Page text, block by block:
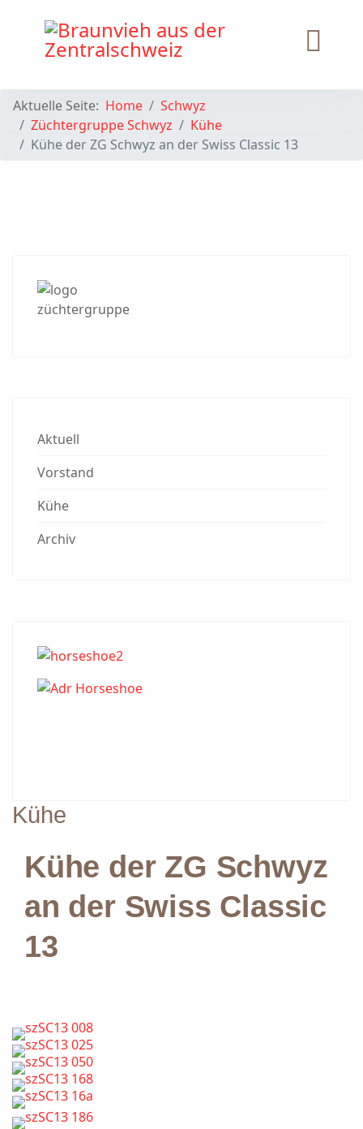
Aktuelle Seite: Home
Schwyz
Züchtergruppe Schwyz
Kühe
Kühe der ZG Schwyz an der Swiss Classic 13
Aktuell
Vorstand
Kühe
Archiv
Kühe
Kühe der ZG Schwyz
an der Swiss Classic
13